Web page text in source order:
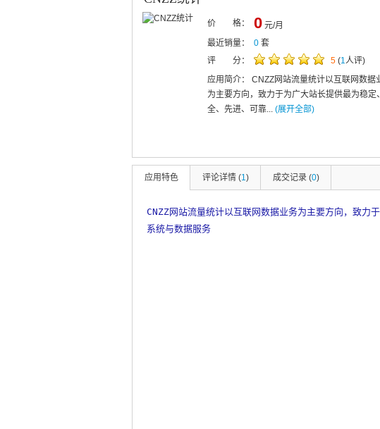
价 格： 0 元/月
最近销量：
0 套
评 分：
5 (1人评)
应用简介： CNZZ网站流量统计以互联网数据
为主要方向，致力于为广大站长提供最为稳定
全、先进、可靠... (展开全部)
应用特色 评论详情 (1) 成交记录 (0)
CNZZ网站流量统计以互联网数据业务为主要方向，致力
系统与数据服务